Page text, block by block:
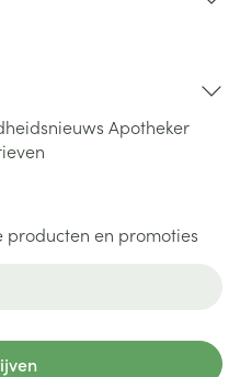
Apotheker
en promoties